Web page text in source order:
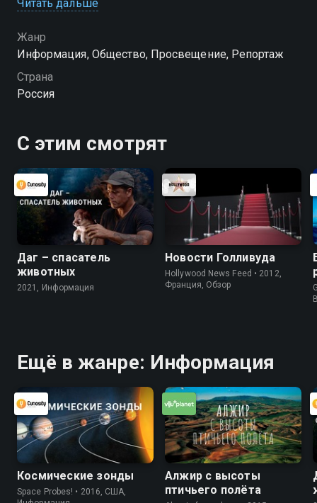
Читать дальше
Жанр
Информация, Общество, Просвещение, Репортаж
Страна
Россия
С этим смотрят
Даг – спасатель
животных
2021, Информация
Новости Голливуда
Hollywood News Feed • 2012,
Франция, Обзор
Ещё в жанре: Информация
Космические зонды
Space Probes! • 2016, США,
Алжир с высоты
птичьего полёта